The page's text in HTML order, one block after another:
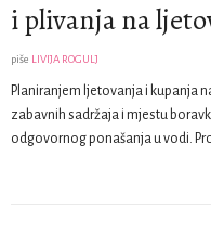
i plivanja na
piše LIVIJA ROGULJ
Planiranjem ljetovanja i kupanja
zabavnih sadržaja i mjestu
odgovornog ponašanja u vodi.